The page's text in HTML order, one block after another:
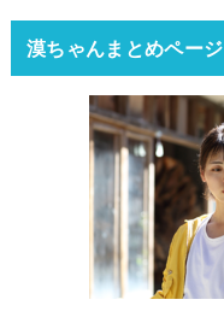
漠ちゃんまとめページ